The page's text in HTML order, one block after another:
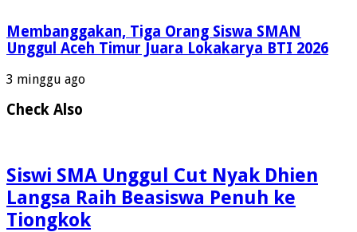
Membanggakan, Tiga Orang Siswa SMAN
Unggul Aceh Timur Juara Lokakarya BTI 2026
3 minggu ago
Check Also
Siswi SMA Unggul Cut Nyak Dhien
Langsa Raih Beasiswa Penuh ke
Tiongkok